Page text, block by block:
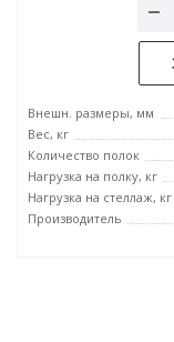
Внешн. размеры, мм
Вес, кг
Количество полок
Нагрузка на полку, кг
Нагрузка на стеллаж, кг
Производитель